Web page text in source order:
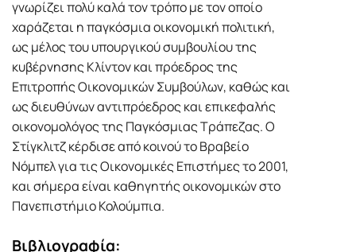
γνωρίζει πολύ καλά τον τρόπο με τον οποίο
χαράζεται η παγκόσμια οικονομική πολιτική,
ως μέλος του υπουργικού συμβουλίου της
κυβέρνησης Κλίντον και πρόεδρος της
Επιτροπής Οικονομικών Συμβούλων, καθώς και
ως διευθύνων αντιπρόεδρος και επικεφαλής
οικονομολόγος της Παγκόσμιας Τράπεζας. Ο
Στίγκλιτζ κέρδισε από κοινού το Βραβείο
Νόμπελ για τις Οικονομικές Επιστήμες το 2001,
και σήμερα είναι καθηγητής οικονομικών στο
Πανεπιστήμιο Κολούμπια.
Βιβλιογραφία: